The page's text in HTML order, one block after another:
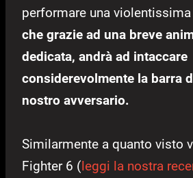
performare una violentissima
che grazie ad una breve
dedicata, andrà ad intaccare
considerevolmente la barra
nostro avversario.
Similarmente a quanto visto
Fighter 6 (leggi la nostra